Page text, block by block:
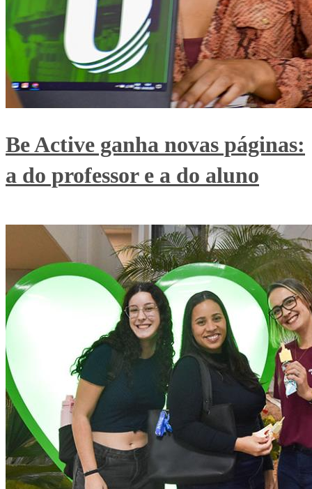
Be Active ganha novas páginas:
a do professor e a do aluno